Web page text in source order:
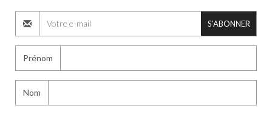
S'ABONNER
Prénom
Nom